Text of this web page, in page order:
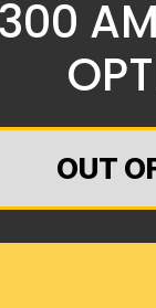
OUT